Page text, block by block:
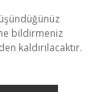
bildirmeniz
kaldırılacaktır.